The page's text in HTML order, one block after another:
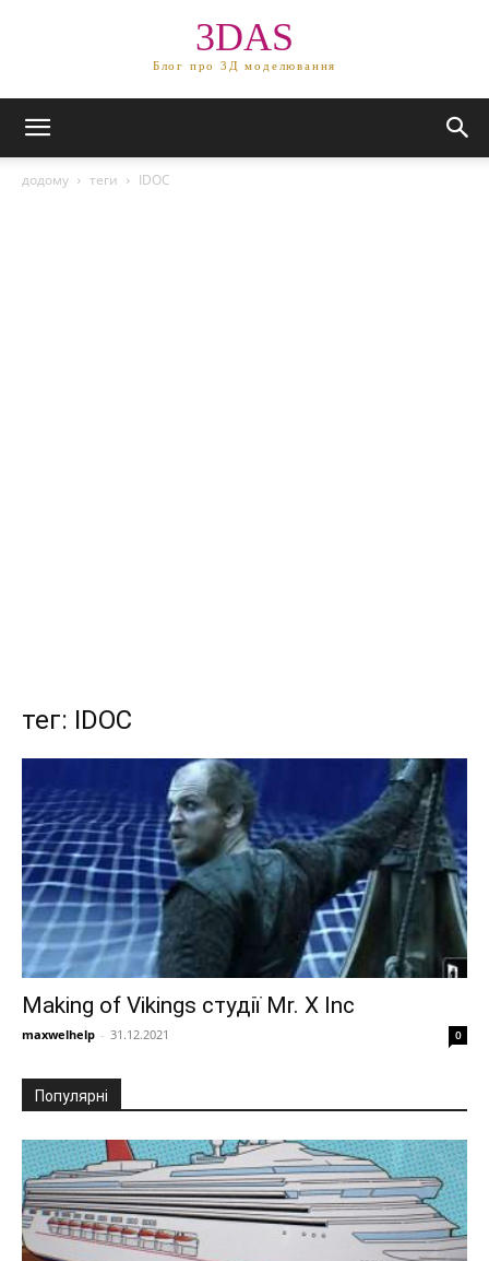
3DAS
Блог про 3Д моделювання
додому теги IDOC
тег: IDOC
Making of Vikings студії Mr. X Inc
maxwelhelp - 31.12.2021 0
Популярні